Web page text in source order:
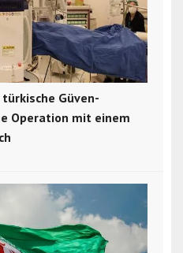
Güven-
Operation mit einem